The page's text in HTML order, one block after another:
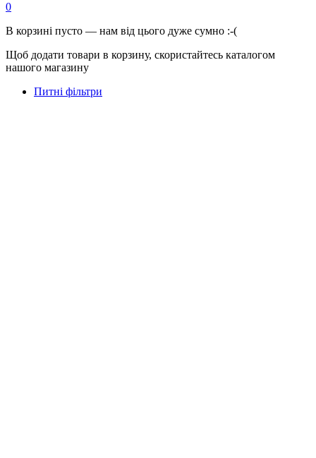
0
В корзині пусто — нам від цього дуже сумно :-(
Щоб додати товари в корзину, скористайтесь каталогом
нашого магазину
Питні фільтри